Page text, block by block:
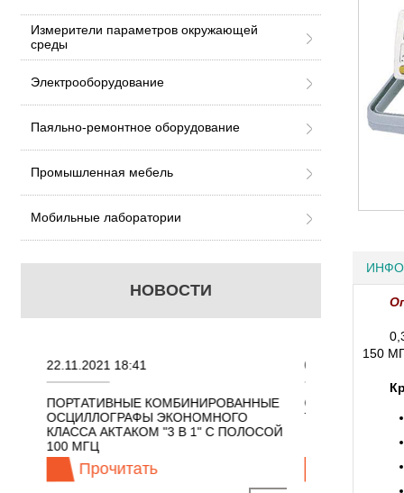
Измерители параметров окружающей
среды
Электрооборудование
Паяльно-ремонтное оборудование
Промышленная мебель
Мобильные лаборатории
НОВОСТИ
22.11.2021 18:41
ПОРТАТИВНЫЕ КОМБИНИРОВАННЫЕ
ОСЦИЛЛОГРАФЫ ЭКОНОМНОГО
КЛАССА АКТАКОМ "3 В 1" С ПОЛОСОЙ
100 МГЦ
Прочитать
02.08.2021 18:41
ОСЦИЛЛОГРАФЫ
150